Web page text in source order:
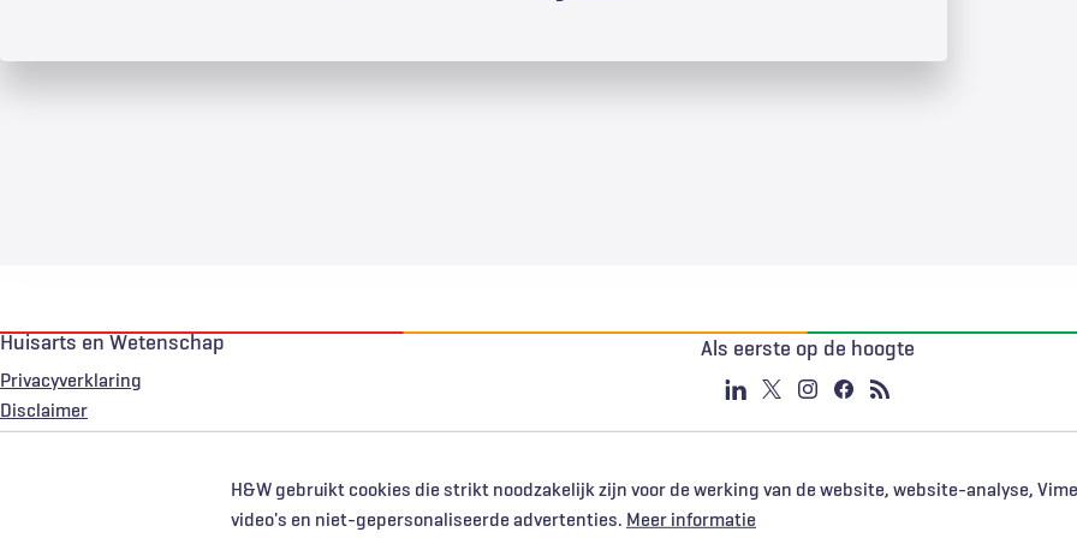
H&W gebruikt cookies die strikt noodzakelijk zijn voor de werking van de website, website-analyse,
video's en niet-gepersonaliseerde advertenties. Meer informatie
Huisarts en Wetenschap
Privacyverklaring
Voet
Disclaimer
Als eerste op de hoogte